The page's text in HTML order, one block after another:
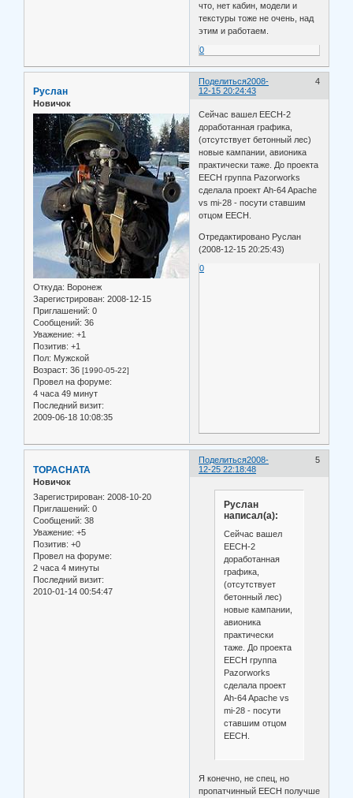
что, нет кабин, модели и
текстуры тоже не очень, над
этим и работаем.
0
Поделиться 4
2008-
12-15 20:24:43
Руслан
Новичок
Откуда: Воронеж
Зарегистрирован: 2008-12-15
Приглашений: 0
Сообщений: 36
Уважение: +1
Позитив: +1
Пол: Мужской
Возраст: 36 [1990-05-22]
Провел на форуме:
4 часа 49 минут
Последний визит:
2009-06-18 10:08:35
Сейчас вашел EECH-2
доработанная графика,
(отсутствует бетонный лес)
новые кампании, авионика
практически таже. До проекта
ЕЕСН группа Pazorworks
сделала проект Ah-64 Apache
vs mi-28 - посути ставшим
отцом EECH.
Отредактировано Руслан
(2008-12-15 20:25:43)
0
Поделиться 5
2008-
12-25 22:18:48
TOPACHATA
Новичок
Зарегистрирован: 2008-10-20
Приглашений: 0
Сообщений: 38
Уважение: +5
Позитив: +0
Провел на форуме:
2 часа 4 минуты
Последний визит:
2010-01-14 00:54:47
Руслан
написал(а):
Сейчас вашел
EECH-2
доработанная
графика,
(отсутствует
бетонный лес)
новые кампании,
авионика
практически
таже. До проекта
ЕЕСН группа
Pazorworks
сделала проект
Ah-64 Apache vs
mi-28 - посути
ставшим отцом
EECH.
Я конечно, не спец, но
пропатчинный ЕЕСН получше